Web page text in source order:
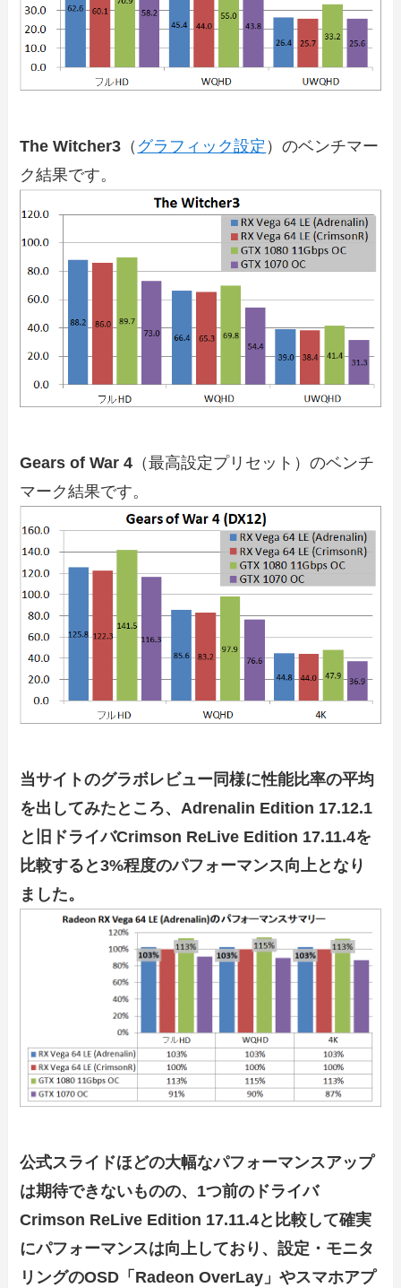
The Witcher3 （ グラフィック設定 ）のベンチマー
ク結果です。
Gears of War 4 （最高設定プリセット）のベンチ
マーク結果です。
当サイトのグラボレビュー同様に性能比率の平均
を出してみたところ、Adrenalin Edition 17.12.1
と旧ドライバCrimson ReLive Edition 17.11.4を
比較すると3%程度のパフォーマンス向上となり
ました。
公式スライドほどの大幅なパフォーマンスアップ
は期待できないものの、1つ前のドライバ
Crimson ReLive Edition 17.11.4と比較して確実
にパフォーマンスは向上しており、設定・モニタ
リングのOSD「Radeon OverLay」やスマホアプ